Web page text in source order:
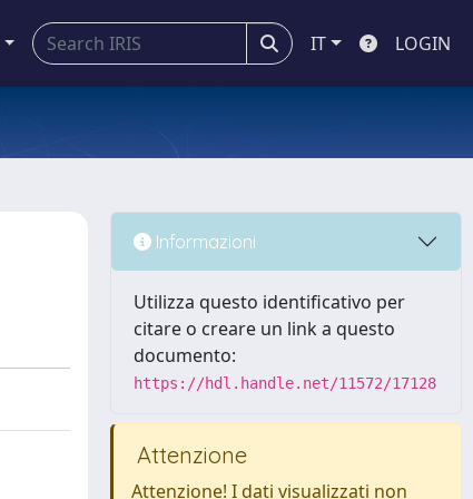
IT LOGIN
Informazioni
Utilizza questo identificativo per
citare o creare un link a questo
documento:
https://hdl.handle.net/11572/17128
Attenzione
Attenzione! I dati visualizzati non